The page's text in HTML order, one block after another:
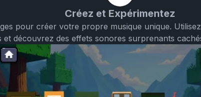
Créez et Expérimentez
pour créer votre propre musique unique.
découvrez des effets sonores surprenants